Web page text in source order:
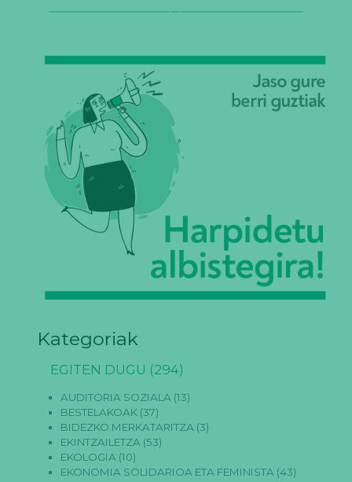
Kategoriak
EGITEN DUGU (294)
AUDITORIA SOZIALA (13)
BESTELAKOAK(37)
BIDEZKO MERKATARITZA (3)
EKINTZAILETZA (53)
EKOLOGIA (10)
EKONOMIA SOLIDARIOA ETA FEMINISTA (43)